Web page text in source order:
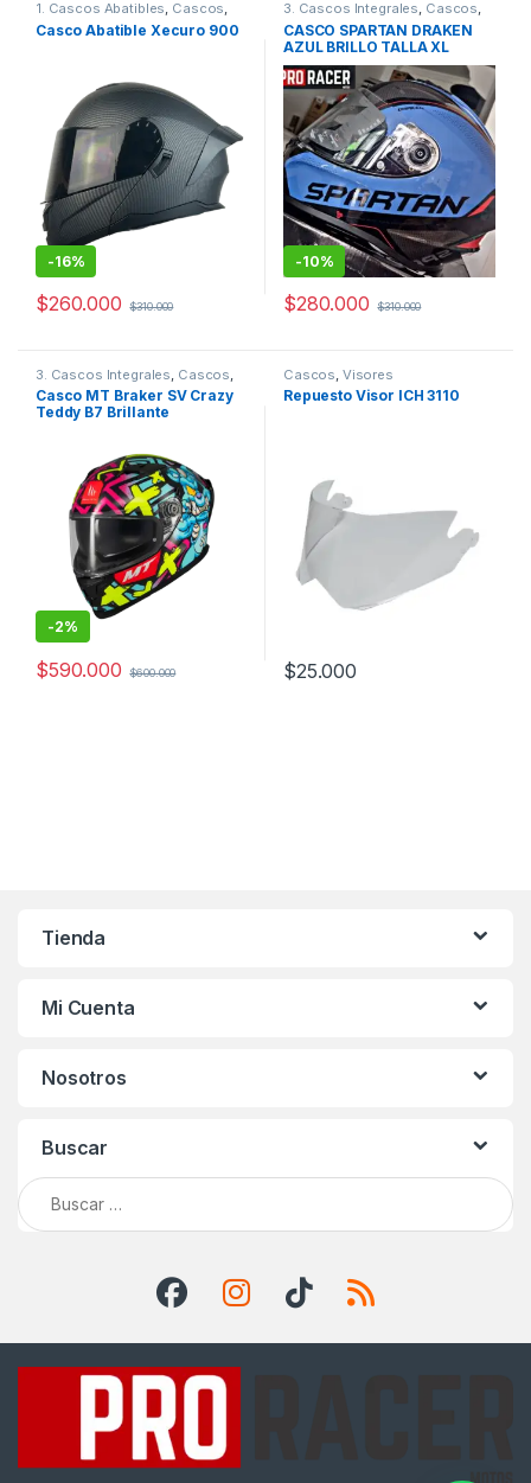
1. Cascos Abatibles, Cascos,
Xecuro
Casco Abatible Xecuro 900
-16%
$260.000 $310.000
3. Cascos Integrales, Cascos,
Spartan
CASCO SPARTAN DRAKEN
AZUL BRILLO TALLA XL
-10%
$280.000 $310.000
3. Cascos Integrales Cascos
MT
Casco MT Braker SV Crazy
Teddy B7 Brillante
-2%
$590.000 $600.000
Cascos Visores
Repuesto Visor ICH 3110
$25.000
Tienda
Mi Cuenta
Nosotros
Buscar
Buscar: